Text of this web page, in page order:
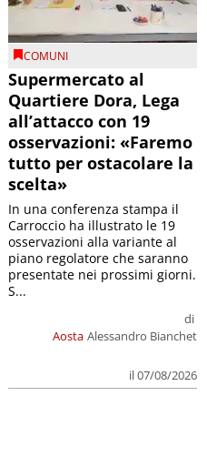
COMUNI
Supermercato al
Quartiere Dora, Lega
all’attacco con 19
osservazioni: «Faremo
tutto per ostacolare la
scelta»
Aosta
di
Alessandro Bianchet
il 07/08/2026
In una conferenza stampa il
Carroccio ha illustrato le 19
osservazioni alla variante al
piano regolatore che saranno
presentate nei prossimi giorni.
S...